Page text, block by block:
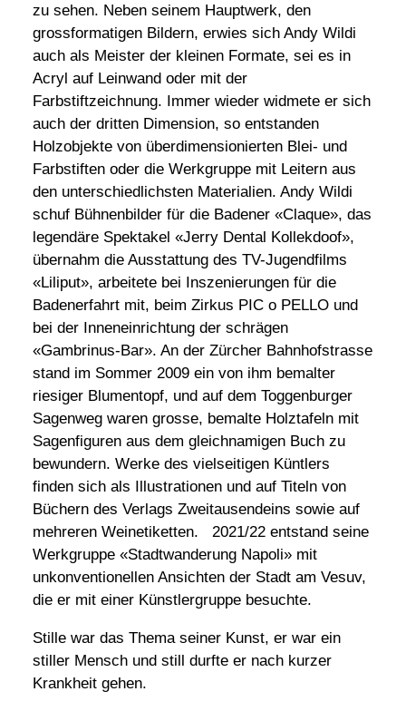
zu sehen. Neben seinem Hauptwerk, den
grossformatigen Bildern, erwies sich Andy Wildi
auch als Meister der kleinen Formate, sei es in
Acryl auf Leinwand oder mit der
Farbstiftzeichnung. Immer wieder widmete er sich
auch der dritten Dimension, so entstanden
Holzobjekte von überdimensionierten Blei- und
Farbstiften oder die Werkgruppe mit Leitern aus
den unterschiedlichsten Materialien. Andy Wildi
schuf Bühnenbilder für die Badener «Claque», das
legendäre Spektakel «Jerry Dental Kollekdoof»,
übernahm die Ausstattung des TV-Jugendfilms
«Liliput», arbeitete bei Inszenierungen für die
Badenerfahrt mit, beim Zirkus PIC o PELLO und
bei der Inneneinrichtung der schrägen
«Gambrinus-Bar». An der Zürcher Bahnhofstrasse
stand im Sommer 2009 ein von ihm bemalter
riesiger Blumentopf, und auf dem Toggenburger
Sagenweg waren grosse, bemalte Holztafeln mit
Sagenfiguren aus dem gleichnamigen Buch zu
bewundern. Werke des vielseitigen Küntlers
finden sich als Illustrationen und auf Titeln von
Büchern des Verlags Zweitausendeins sowie auf
mehreren Weinetiketten. 2021/22 entstand seine
Werkgruppe «Stadtwanderung Napoli» mit
unkonventionellen Ansichten der Stadt am Vesuv,
die er mit einer Künstlergruppe besuchte.
Stille war das Thema seiner Kunst, er war ein
stiller Mensch und still durfte er nach kurzer
Krankheit gehen.